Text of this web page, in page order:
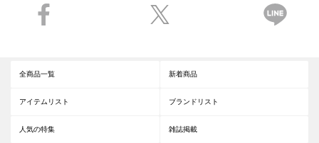
全商品一覧 新着商品
アイテムリスト ブランドリスト
人気の特集 雑誌掲載